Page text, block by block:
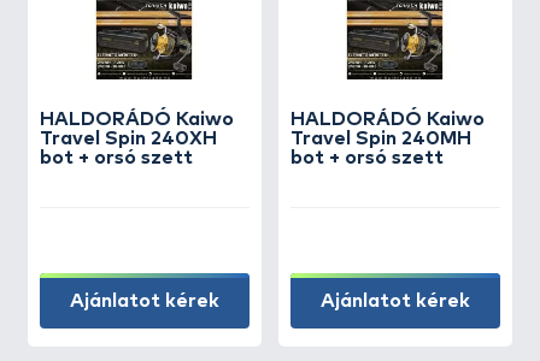
HALDORÁDÓ Kaiwo
Travel Spin 240XH
bot + orsó szett
Ajánlatot kérek
HALDORÁDÓ Kaiwo
Travel Spin 240MH
bot + orsó szett
Ajánlatot kérek